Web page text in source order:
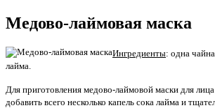
Медово-лаймовая маска
Ингредиенты: одна
лайма.
Для приготовления медово-лаймовой маски для
добавить всего несколько капель сока лайма и